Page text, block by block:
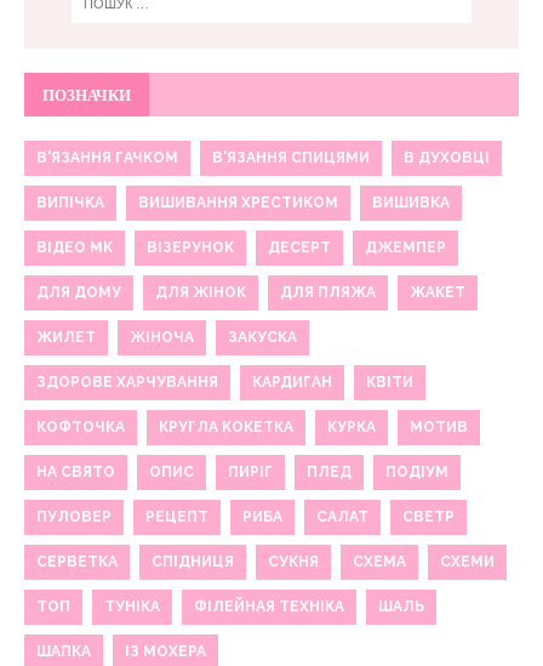
ПОЗНАЧКИ
В'ЯЗАННЯ ГАЧКОМ В'ЯЗАННЯ СПИЦЯМИ В ДУХОВЦІ
ВИПІЧКА ВИШИВАННЯ ХРЕСТИКОМ ВИШИВКА
ВІДЕО МК ВІЗЕРУНОК ДЕСЕРТ ДЖЕМПЕР
ДЛЯ ДОМУ ДЛЯ ЖІНОК ДЛЯ ПЛЯЖА ЖАКЕТ
ЖИЛЕТ ЖІНОЧА ЗАКУСКА
ЗДОРОВЕ ХАРЧУВАННЯ КАРДИГАН КВІТИ
КОФТОЧКА КРУГЛА КОКЕТКА КУРКА МОТИВ
НА СВЯТО ОПИС ПИРІГ ПЛЕД ПОДІУМ
ПУЛОВЕР РЕЦЕПТ РИБА САЛАТ СВЕТР
СЕРВЕТКА СПІДНИЦЯ СУКНЯ СХЕМА СХЕМИ
ТОП ТУНІКА ФІЛЕЙНАЯ ТЕХНІКА ШАЛЬ
ШАПКА ІЗ МОХЕРА